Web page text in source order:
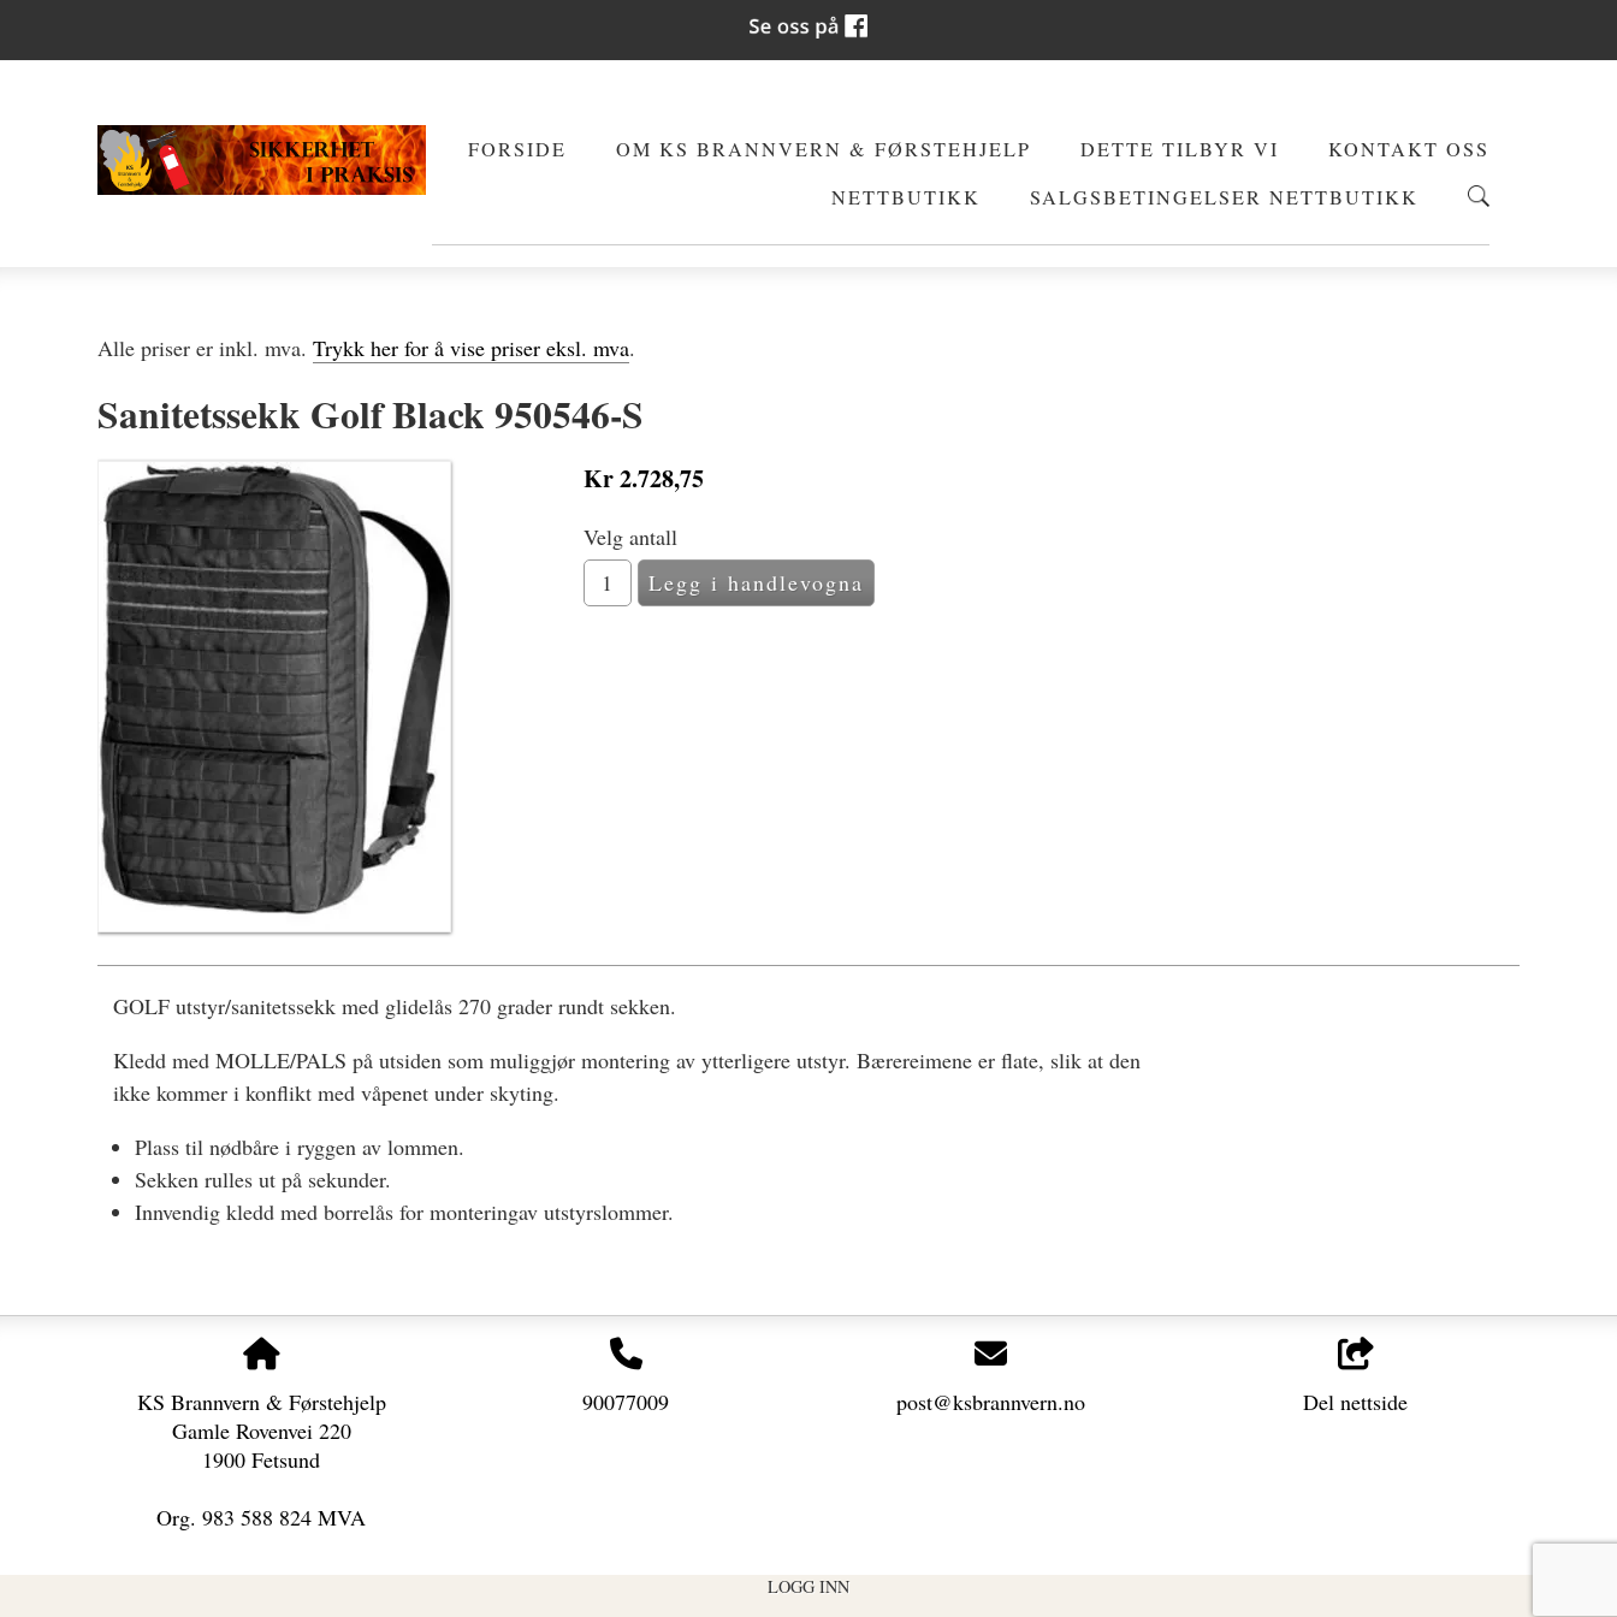
FORSIDE OM KS BRANNVERN & FØRSTEHJELP DETTE TILBYR VI
KONTAKT OSS
NETTBUTIKK
SALGSBETINGELSER NETTBUTIKK
Alle priser er inkl. mva. Trykk her for å vise priser eksl. mva.
Sanitetssekk Golf Black 950546-S
Kr 2.728,75
Velg antall
GOLF utstyr/sanitetssekk med glidelås 270 grader rundt sekken.
Kledd med MOLLE/PALS på utsiden som muliggjør montering av ytterligere utstyr. Bærereimene er flate, slik at den
ikke kommer i konflikt med våpenet under skyting.
Plass til nødbåre i ryggen av lommen.
Sekken rulles ut på sekunder.
Innvendig kledd med borrelås for monteringav utstyrslommer.
KS Brannvern & Førstehjelp
Gamle Rovenvei 220
1900 Fetsund
Org. 983 588 824 MVA
90077009 post@ksbrannvern.no Del nettside
LOGG INN